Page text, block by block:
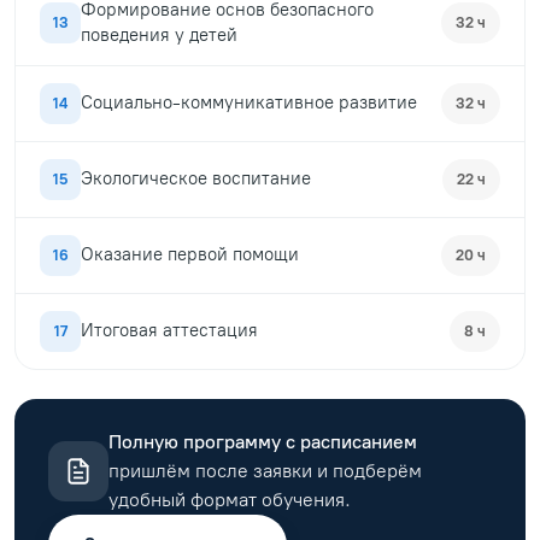
13
Формирование основ безопасного
поведения у детей
32 ч
14 Социально-коммуникативное развитие 32 ч
15 Экологическое воспитание 22 ч
16 Оказание первой помощи 20 ч
17 Итоговая аттестация 8 ч
Полную программу с расписанием
пришлём после заявки и подберём
удобный формат обучения.